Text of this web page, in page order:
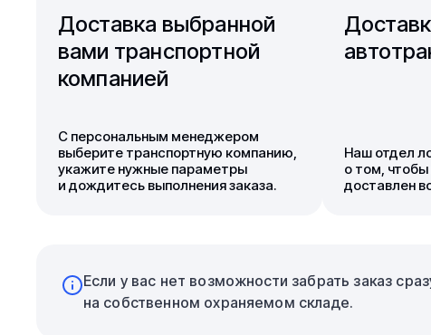
Доставка выбранной
вами транспортной
компанией
С персональным менеджером
выберите транспортную компанию,
укажите нужные параметры
и дождитесь выполнения заказа.
Наш отдел
о том,
доставлен
Если у вас нет возможности забрать заказ
на собственном охраняемом складе.